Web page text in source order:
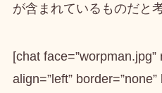
が含まれている ものだと
[chat face=”worpman.jpg”
align=”left”